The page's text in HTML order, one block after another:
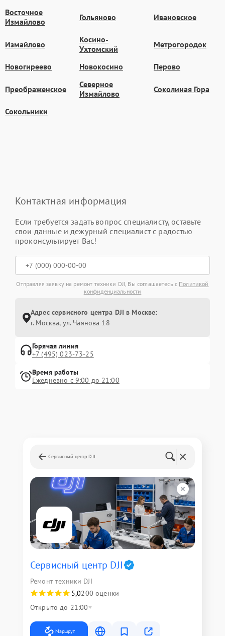
Восточное
Измайлово
Гольяново Ивановское
Измайлово
Косино-
Ухтомский
Метрогородок
Новогиреево Новокосино Перово
Преображенское
Северное
Измайлово
Соколиная Гора
Сокольники
Контактная информация
Если требуется задать вопрос специалисту, оставьте
свои данные и дежурный специалист с радостью
проконсультирует Вас!
Отправляя заявку на ремонт техники DJI, Вы соглашаетесь с Политикой
конфиденциальности
Адрес сервисного центра DJI в Москве:
г. Москва, ул. Чаянова 18
Горячая линия
+7 (495) 023-73-25
Время работы
Ежедневно с 9:00 до 21:00
Сервисный центр DJI
Сервисный центр DJI
Ремонт техники DJI
5,0200 оценки
Открыто до 21:00
Маршрут